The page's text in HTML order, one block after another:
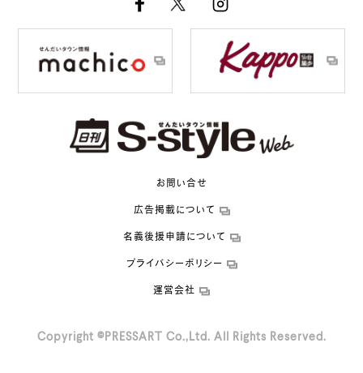
お問い合せ
広告掲載について
名義後援申請について
プライバシーポリシー
運営会社
Copyright ©PRESSART Co.,Ltd. All Rights Reserved.